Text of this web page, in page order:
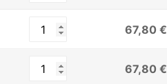
67,80 €
67,80 €